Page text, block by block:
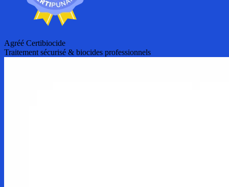
Agréé Certibiocide
Traitement sécurisé & biocides professionnels